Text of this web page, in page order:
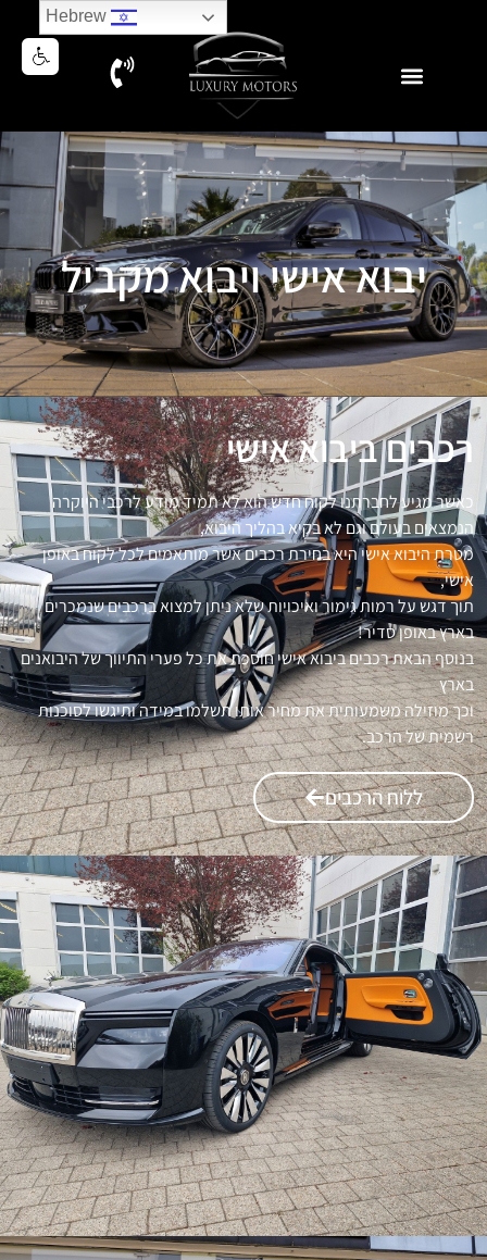
יבוא אישי ויבוא מקביל
רכבים ביבוא אישי
כאשר מגיע לחברתנו לקוח חדש הוא לא תמיד מודע לרכבי היוקרה
הנמצאים בעולם וגם לא בקיא בהליך היבוא,
מטרת היבוא אישי היא בחירת רכבים אשר מותאמים לכל לקוח באופן
אישי,
תוך דגש על רמות גימור ואיכויות שלא ניתן למצוא ברכבים שנמכרים
בארץ באופן סדיר!
בנוסף הבאת רכבים ביבוא אישי חוסכת את כל פערי התיווך של היבואנים
בארץ
וכך מוזילה משמעותית את מחיר אותו תשלמו במידה ותיגשו לסוכנות
רשמית של הרכב.
ללוח הרכבים
Hebrew